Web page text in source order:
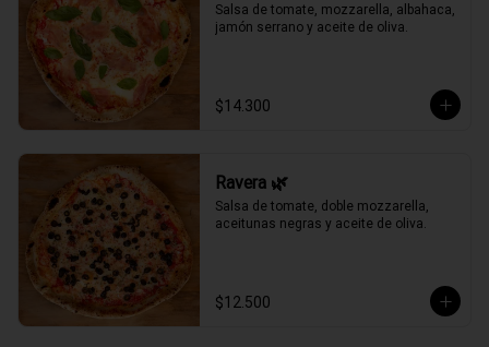
Salsa de tomate, mozzarella, albahaca,
jamón serrano y aceite de oliva.
$14.300
Ravera 🌿
Salsa de tomate, doble mozzarella,
aceitunas negras y aceite de oliva.
$12.500